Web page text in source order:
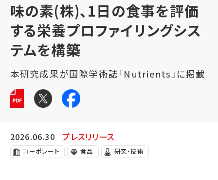
味の素(株)、1日の食事を評価
する栄養プロファイリングシス
テムを構築
本研究成果が国際学術誌「Nutrients」に掲載
2026.06.30 プレスリリース
コーポレート 食品 研究・技術